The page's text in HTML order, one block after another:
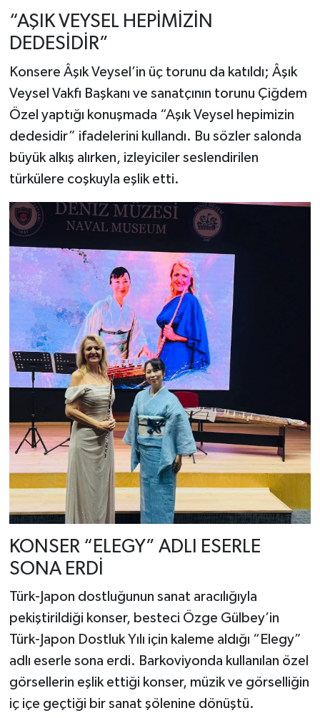
“AŞIK VEYSEL HEPİMİZİN
DEDESİDİR”
Konsere Âşık Veysel’in üç torunu da katıldı; Âşık
Veysel Vakfı Başkanı ve sanatçının torunu Çiğdem
Özel yaptığı konuşmada “Aşık Veysel hepimizin
dedesidir” ifadelerini kullandı. Bu sözler salonda
büyük alkış alırken, izleyiciler seslendirilen
türkülere coşkuyla eşlik etti.
KONSER “ELEGY” ADLI ESERLE
SONA ERDİ
Türk-Japon dostluğunun sanat aracılığıyla
pekiştirildiği konser, besteci Özge Gülbey’in
Türk-Japon Dostluk Yılı için kaleme aldığı “Elegy”
adlı eserle sona erdi. Barkoviyonda kullanılan özel
görsellerin eşlik ettiği konser, müzik ve görselliğin
iç içe geçtiği bir sanat şölenine dönüştü.